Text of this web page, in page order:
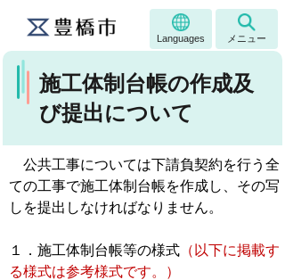
Languages メニュー
施工体制台帳の作成及
び提出について
公共工事については下請負契約を行う全
ての工事で施工体制台帳を作成し、その写
しを提出しなければなりません。
１．施工体制台帳等の様式 （以下に掲載す
る様式は参考様式です。）